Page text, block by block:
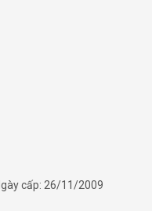
cấp: 26/11/2009